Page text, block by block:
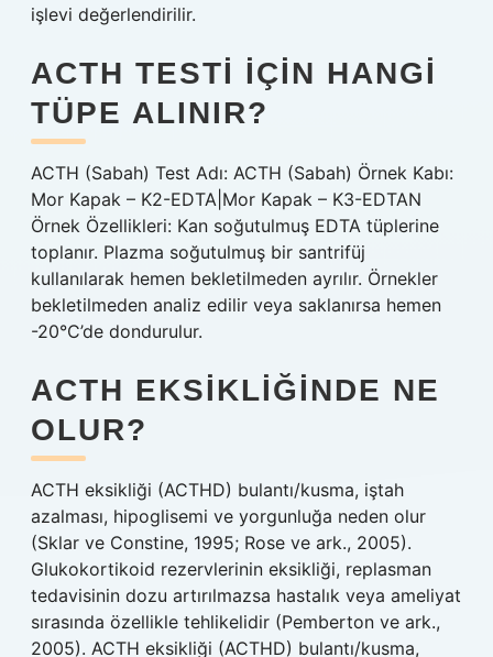
işlevi değerlendirilir.
ACTH TESTI IÇIN HANGI
TÜPE ALINIR?
ACTH (Sabah) Test Adı: ACTH (Sabah) Örnek Kabı:
Mor Kapak – K2-EDTA|Mor Kapak – K3-EDTAN
Örnek Özellikleri: Kan soğutulmuş EDTA tüplerine
toplanır. Plazma soğutulmuş bir santrifüj
kullanılarak hemen bekletilmeden ayrılır. Örnekler
bekletilmeden analiz edilir veya saklanırsa hemen
-20°C’de dondurulur.
ACTH EKSIKLIĞINDE NE
OLUR?
ACTH eksikliği (ACTHD) bulantı/kusma, iştah
azalması, hipoglisemi ve yorgunluğa neden olur
(Sklar ve Constine, 1995; Rose ve ark., 2005).
Glukokortikoid rezervlerinin eksikliği, replasman
tedavisinin dozu artırılmazsa hastalık veya ameliyat
sırasında özellikle tehlikelidir (Pemberton ve ark.,
2005). ACTH eksikliği (ACTHD) bulantı/kusma,